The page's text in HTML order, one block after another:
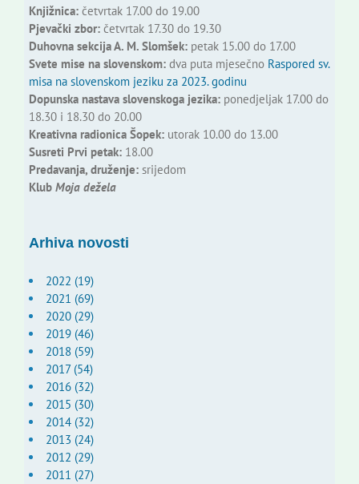
Knjižnica:četvrtak 17.00 do 19.00
Pjevački zbor:četvrtak 17.30 do 19.30
Duhovna sekcija A. M. Slomšek:petak 15.00 do 17.00
Svete mise na slovenskom:dva puta mjesečno Raspored sv.
misa na slovenskom jeziku za 2023. godinu
Dopunska nastava slovenskoga jezika:ponedjeljak 17.00 do
18.30 i 18.30 do 20.00
Kreativna radionica Šopek:utorak 10.00 do 13.00
Susreti Prvi petak:18.00
Predavanja, druženje:srijedom
Klub Moja dežela
Arhiva novosti
2022 (19)
2021 (69)
2020 (29)
2019 (46)
2018 (59)
2017 (54)
2016 (32)
2015 (30)
2014 (32)
2013 (24)
2012 (29)
2011 (27)